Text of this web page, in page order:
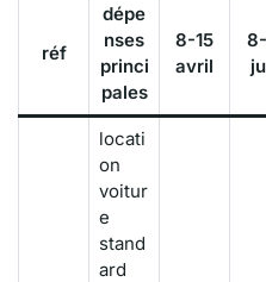
réf
dépe
nses
princi
pales
8-15
avril
locati
on
voitur
e
stand
ard